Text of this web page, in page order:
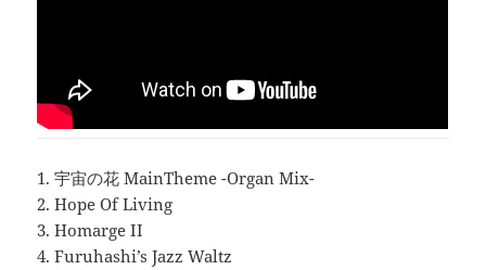
1. 宇宙の花 MainTheme -Organ Mix-
2. Hope Of Living
3. Homarge II
4. Furuhashi’s Jazz Waltz